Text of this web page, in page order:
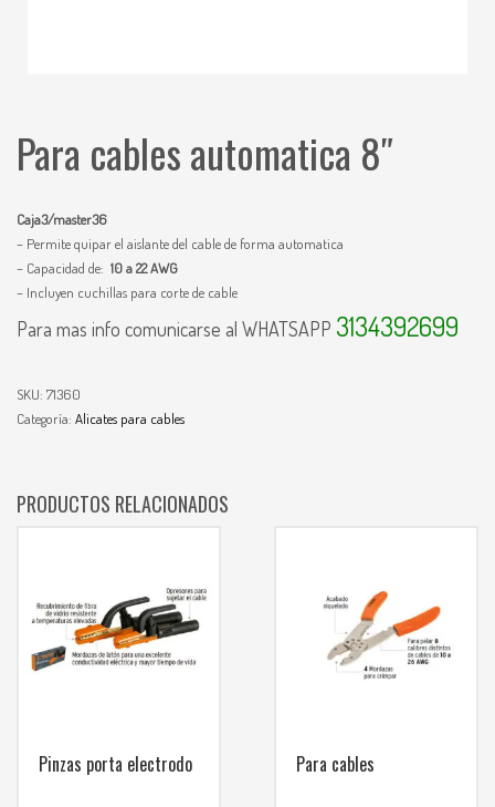
Para cables automatica 8″
Caja3/master36
– Permite quipar el aislante del cable de forma automatica
– Capacidad de: 10 a 22 AWG
– Incluyen cuchillas para corte de cable
Para mas info comunicarse al WHATSAPP 3134392699
SKU: 71360
Categoría: Alicates para cables
PRODUCTOS RELACIONADOS
Pinzas porta electrodo Para cables